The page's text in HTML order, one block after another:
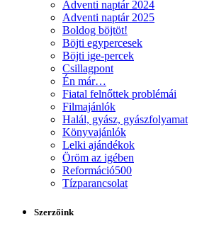
Adventi naptár 2024
Adventi naptár 2025
Boldog böjtöt!
Böjti egypercesek
Böjti ige-percek
Csillagpont
Én már…
Fiatal felnőttek problémái
Filmajánlók
Halál, gyász, gyászfolyamat
Könyvajánlók
Lelki ajándékok
Öröm az igében
Reformáció500
Tízparancsolat
Szerzőink